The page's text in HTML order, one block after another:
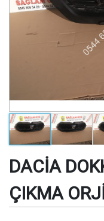
DACİA
ÇIKMA